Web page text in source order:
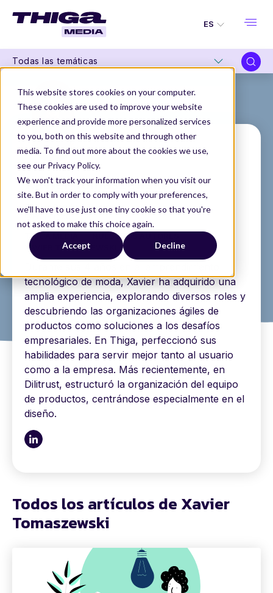
This website stores cookies on your computer.
These cookies are used to improve your website
experience and provide more personalized services
to you, both on this website and through other
media. To find out more about the cookies we use,
see our Privacy Policy.
We won't track your information when you visit our
site. But in order to comply with your preferences,
we'll have to use just one tiny cookie so that you're
not asked to make this choice again.
Accept Decline
ES
Todas las temáticas
THIGA MEDIA
NUESTROS AUTORES
XAVIER TOMASZEWSKI
Xavier Tomaszewski
Senior Product Designer
tecnológico de moda, Xavier ha adquirido una
amplia experiencia, explorando diversos roles y
descubriendo las organizaciones ágiles de
productos como soluciones a los desafíos
empresariales. En Thiga, perfeccionó sus
habilidades para servir mejor tanto al usuario
como a la empresa. Más recientemente, en
Dilitrust, estructuró la organización del equipo
de productos, centrándose especialmente en el
diseño.
Todos los artículos de Xavier
Tomaszewski